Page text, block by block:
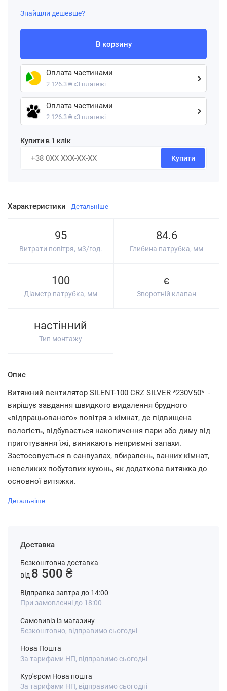
Характеристики Детальніше
95
Витрати повітря, м3/год.
84.6
Глибина патрубка, мм
100
Діаметр патрубка, мм
є
Зворотній клапан
настінний
Тип монтажу
Опис
Витяжний вентилятор SILENT-100 CRZ SILVER *230V50* -
вирішує завдання швидкого видалення брудного
«відпрацьованого» повітря з кімнат, де підвищена
вологість, відбувається накопичення пари або диму від
приготування їжі, виникають неприємні запахи.
Застосовується в санвузлах, вбиралень, ванних кімнат,
невеликих побутових кухонь, як додаткова витяжка до
основної витяжки.
Детальніше
Доставка
Безкоштовна доставка
від 8 500 ₴
Відправка завтра до 14:00
При замовленні до 18:00
Самовивіз із магазину
Безкоштовно, відправимо сьогодні
Нова Пошта
За тарифами НП, відправимо сьогодні
Кур'єром Нова пошта
За тарифами НП, відправимо сьогодні
Знайшли дешевше?
В корзину
Оплата частинами
2 126.3 ₴ х3 платежі
Оплата частинами
2 126.3 ₴ х3 платежі
Купити в 1 клік
Купити